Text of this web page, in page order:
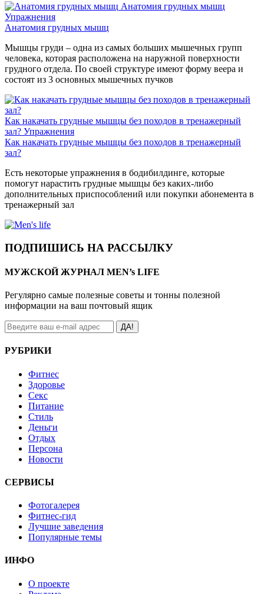
Анатомия грудных мышц
Упражнения
Анатомия грудных мышц
Мышцы груди – одна из самых больших мышечных групп
человека, которая расположена на наружной поверхности
грудного отдела. По своей структуре имеют форму веера и
состоят из 3 основных мышечных пучков
Как накачать грудные мышцы без походов в тренажерный
зал? Упражнения
Как накачать грудные мышцы без походов в тренажерный
зал?
Есть некоторые упражнения в бодибилдинге, которые
помогут нарастить грудные мышцы без каких-либо
дополнительных приспособлений или покупки абонемента в
тренажерный зал
ПОДПИШИСЬ НА РАССЫЛКУ
МУЖСКОЙ ЖУРНАЛ MEN’s LIFE
Регулярно самые полезные советы и тонны полезной
информации на ваш почтовый ящик
ДА!
РУБРИКИ
Фитнес
Здоровье
Секс
Питание
Стиль
Деньги
Отдых
Персона
Новости
СЕРВИСЫ
Фотогалерея
Фитнес-гид
Лучшие заведения
Популярные темы
ИНФО
О проекте